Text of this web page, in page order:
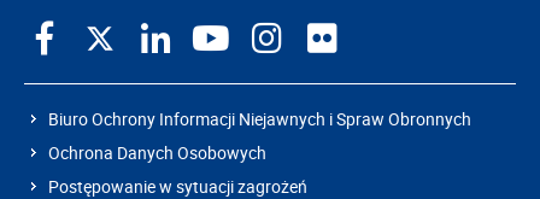
Biuro Ochrony Informacji Niejawnych i Spraw Obronnych
Ochrona Danych Osobowych
Postępowanie w sytuacji zagrożeń